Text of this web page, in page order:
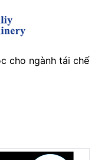
cho ngành tái chế